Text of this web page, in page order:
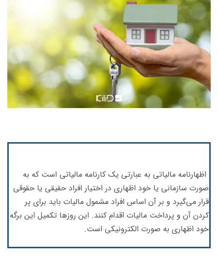
اظهارنامه مالیاتی به عبارتی یک کارنامه مالیاتی است که به
صورت سازمانی یا خود اظهاری در اختیار افراد حقیقی یا حقوقی
قرار می‌گیرد و بر آن اساس افراد مشمول مالیات باید برای پر
کردن آن و پرداخت مالیات اقدام کنند. این روزها تکمیل این برگه
خود اظهاری به صورت الکترونیکی است.